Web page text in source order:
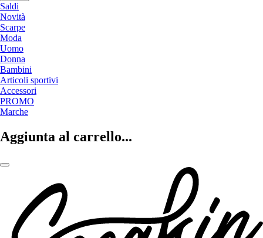
Saldi
Novità
Scarpe
Moda
Uomo
Donna
Bambini
Articoli sportivi
Accessori
PROMO
Marche
Aggiunta al carrello...